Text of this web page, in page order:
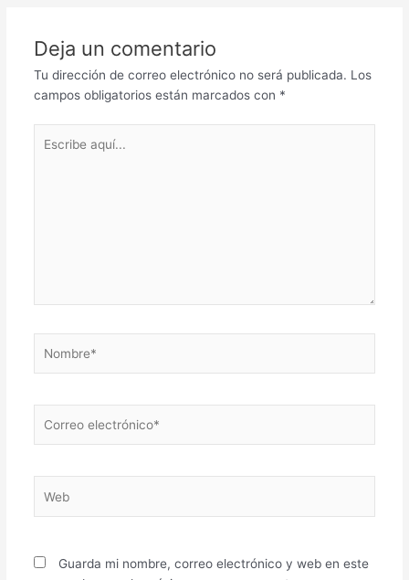
Deja un comentario
Tu dirección de correo electrónico no será publicada. Los
campos obligatorios están marcados con *
aquí...
electrónico*
Guarda mi nombre, correo electrónico y web en este